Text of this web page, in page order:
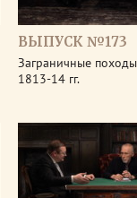
ВЫПУСК №173
Заграничные
1813-14 гг.